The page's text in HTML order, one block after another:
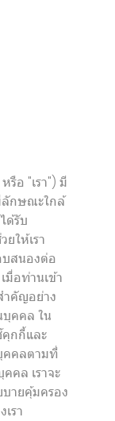
รือ "เรา") มี
ลักษณะใกล้
ด้รับ
ให้เรา
สนองต่อ
มื่อท่านเข้า
ำคัญอย่าง
บุคคล ใน
กกี้และ
คคลตามที่
คล เราจะ
บายคุ้มครอง
รา